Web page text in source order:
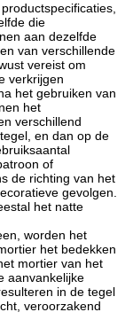
die
aan dezelfde
van verschillende
vereist om
verkrijgen
het gebruiken van
het
verschillend
en dan op de
of
de richting van het
gevolgen.
het natte
worden het
het bedekken
mortier van het
aanvankelijke
in de tegel
veroorzakend